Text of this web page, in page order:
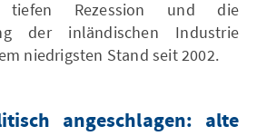
Rezession und die
der inländischen Industrie
niedrigsten Stand seit 2002.
angeschlagen: alte